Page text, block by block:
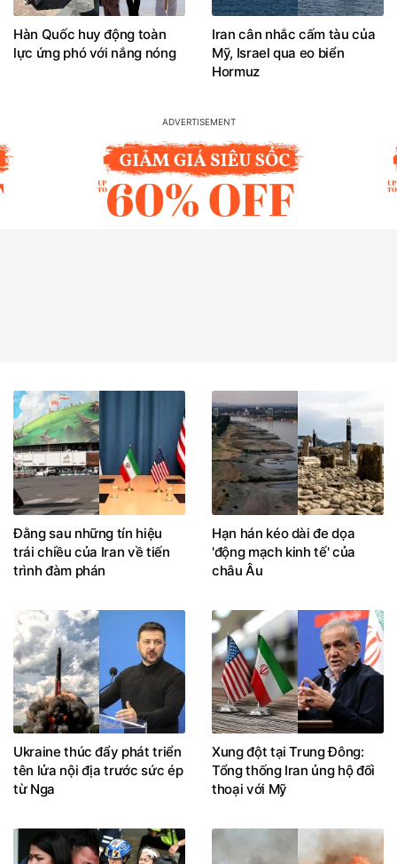
Hàn Quốc huy động toàn
lực ứng phó với nắng nóng
Iran cân nhắc cấm tàu của
Mỹ, Israel qua eo biển
Hormuz
Đằng sau những tín hiệu
trái chiều của Iran về tiến
trình đàm phán
Hạn hán kéo dài đe dọa
'động mạch kinh tế' của
châu Âu
Ukraine thúc đẩy phát triển
tên lửa nội địa trước sức ép
từ Nga
Xung đột tại Trung Đông:
Tổng thống Iran ủng hộ đối
thoại với Mỹ